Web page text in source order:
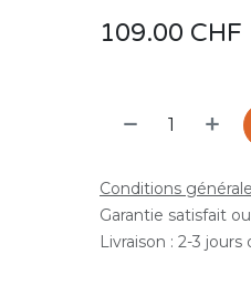
109.00 CHF
Conditions
Garantie satisfait
Livraison : 2-3 jours